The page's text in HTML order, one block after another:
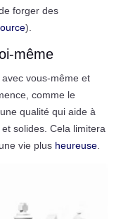
forger des
).
même
vous-même et
comme le
qualité qui aide à
et solides. Cela limitera
vie plus heureuse.